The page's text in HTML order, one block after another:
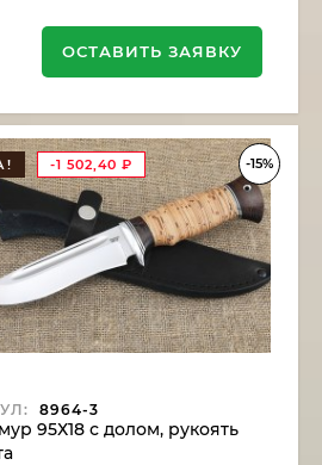
ОСТАВИТЬ ЗАЯВКУ
-15%
-1 502,40 ₽
8964-3
95Х18 с долом, рукоять